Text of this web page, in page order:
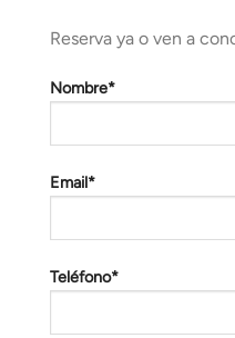
Reserva ya o ven a
Nombre*
Email*
Teléfono*